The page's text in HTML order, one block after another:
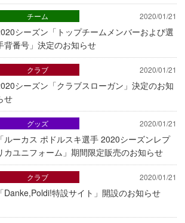
2020/01/21
シーズン「トップチームメンバーおよび選
背番号」決定のお知らせ
チーム
2020/01/21
シーズン「クラブスローガン」決定のお知
せ
クラブ
2020/01/21
「ルーカス ポドルスキ選手 2020シーズンレプ
カユニフォーム」期間限定販売のお知らせ
グッズ
2020/01/21
「Danke,Poldi!特設サイト」開設のお知らせ
クラブ